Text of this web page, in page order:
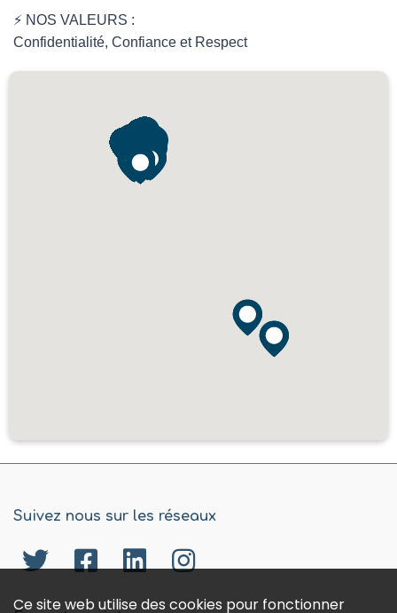
⚡ NOS VALEURS :
Confidentialité, Confiance et Respect
Suivez nous sur les réseaux
Ce site web utilise des cookies pour fonctionner